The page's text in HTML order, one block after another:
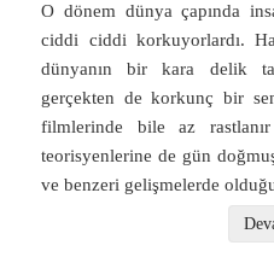
O dönem dünya çapında
ciddi ciddi korkuyorlardı.
dünyanın bir kara delik
gerçekten de korkunç bir
filmlerinde bile az
teorisyenlerine de gün
ve benzeri gelişmelerde